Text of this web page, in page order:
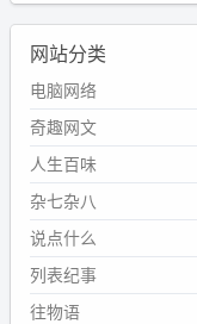
网站分类
电脑网络
奇趣网文
人生百味
杂七杂八
说点什么
列表纪事
往物语